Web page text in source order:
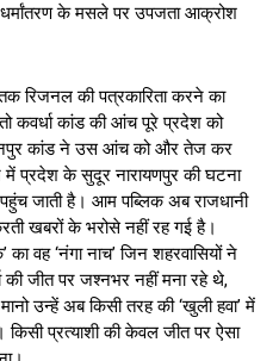
के मसले पर उपजता आक्रोश
रिजनल की पत्रकारिता करने का
कवर्धा कांड की आंच पूरे प्रदेश को
कांड ने उस आंच को और तेज कर
में प्रदेश के सुदूर नारायणपुर की घटना
जाती है। आम पब्लिक अब राजधानी
खबरों के भरोसे नहीं रह गई है।
वह ‘नंगा नाच’ जिन शहरवासियों ने
की जीत पर जश्नभर नहीं मना रहे थे,
उन्हें अब किसी तरह की ‘खुली हवा’ में
प्रत्याशी की केवल जीत पर ऐसा